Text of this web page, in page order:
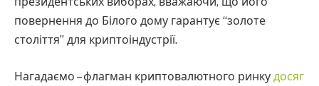
повернення до Білого дому гарантує “золоте
століття” для криптоіндустрії.
Нагадаємо – флагман криптовалютного ринку досяг